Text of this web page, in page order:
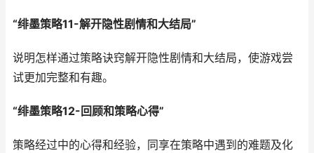
“绯墨策略11-解开隐性剧情和大结局”
说明怎样通过策略诀窍解开隐性剧情和大结局，使游戏尝
试更加完整和有趣。
“绯墨策略12-回顾和策略心得”
策略经过中的心得和经验，同享在策略中遇到的难题及化